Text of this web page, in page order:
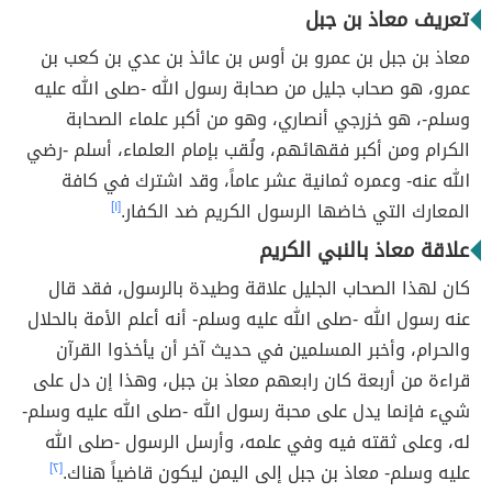
تعريف معاذ بن جبل
معاذ بن جبل بن عمرو بن أوس بن عائذ بن عدي بن كعب بن
عمرو، هو صحاب جليل من صحابة رسول الله -صلى الله عليه
وسلم-، هو خزرجي أنصاري، وهو من أكبر علماء الصحابة
الكرام ومن أكبر فقهائهم، ولُقب بإمام العلماء، أسلم -رضي
الله عنه- وعمره ثمانية عشر عاماً، وقد اشترك في كافة
المعارك التي خاضها الرسول الكريم ضد الكفار.[١]
علاقة معاذ بالنبي الكريم
كان لهذا الصحاب الجليل علاقة وطيدة بالرسول، فقد قال
عنه رسول الله -صلى الله عليه وسلم- أنه أعلم الأمة بالحلال
والحرام، وأخبر المسلمين في حديث آخر أن يأخذوا القرآن
قراءة من أربعة كان رابعهم معاذ بن جبل، وهذا إن دل على
شيء فإنما يدل على محبة رسول الله -صلى الله عليه وسلم-
له، وعلى ثقته فيه وفي علمه، وأرسل الرسول -صلى الله
عليه وسلم- معاذ بن جبل إلى اليمن ليكون قاضياً هناك.[٢]